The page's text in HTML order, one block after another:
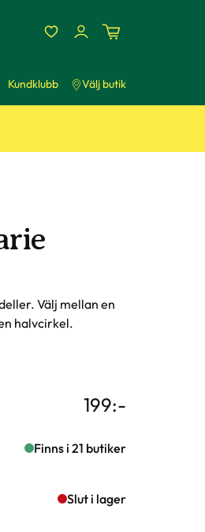
Kundklubb Välj butik
Välj mellan en
halvcirkel.
199:-
Finns i 21 butiker
Slut i lager